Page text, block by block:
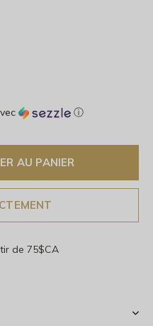
ⓘ
AU PANIER
de 75$CA